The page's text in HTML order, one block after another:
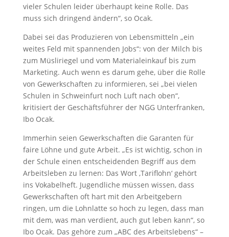
vieler Schulen leider überhaupt keine Rolle. Das
muss sich dringend ändern“, so Ocak.
Dabei sei das Produzieren von Lebensmitteln „ein
weites Feld mit spannenden Jobs“: von der Milch bis
zum Müsliriegel und vom Materialeinkauf bis zum
Marketing. Auch wenn es darum gehe, über die Rolle
von Gewerkschaften zu informieren, sei „bei vielen
Schulen in Schweinfurt noch Luft nach oben“,
kritisiert der Geschäftsführer der NGG Unterfranken,
Ibo Ocak.
Immerhin seien Gewerkschaften die Garanten für
faire Löhne und gute Arbeit. „Es ist wichtig, schon in
der Schule einen entscheidenden Begriff aus dem
Arbeitsleben zu lernen: Das Wort ‚Tariflohn‘ gehört
ins Vokabelheft. Jugendliche müssen wissen, dass
Gewerkschaften oft hart mit den Arbeitgebern
ringen, um die Lohnlatte so hoch zu legen, dass man
mit dem, was man verdient, auch gut leben kann“, so
Ibo Ocak. Das gehöre zum „ABC des Arbeitslebens“ –